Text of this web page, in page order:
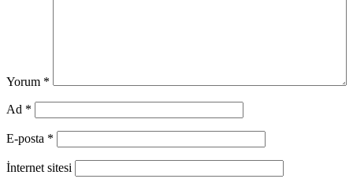
Yorum *
Ad *
E-posta *
İnternet sitesi